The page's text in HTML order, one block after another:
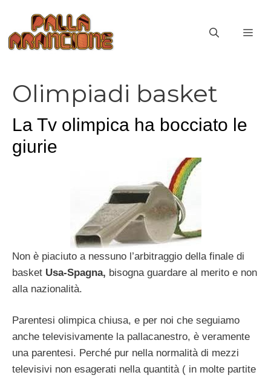
contenuto
Olimpiadi basket
La Tv olimpica ha bocciato le
giurie
Non è piaciuto a nessuno l’arbitraggio della finale di
basket Usa-Spagna, bisogna guardare al merito e non
alla nazionalità.
Parentesi olimpica chiusa, e per noi che seguiamo
anche televisivamente la pallacanestro, è veramente
una parentesi. Perché pur nella normalità di mezzi
televisivi non esagerati nella quantità ( in molte partite